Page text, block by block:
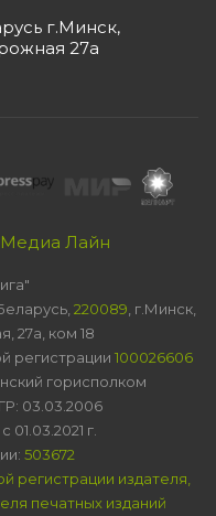
г.Минск,
27а
Медиа Лайн
220089 , г.Минск,
27а, ком 18
регистрации 100026606
горисполком
03.03.2006
г.
503672
регистрации издателя,
печатных изданий